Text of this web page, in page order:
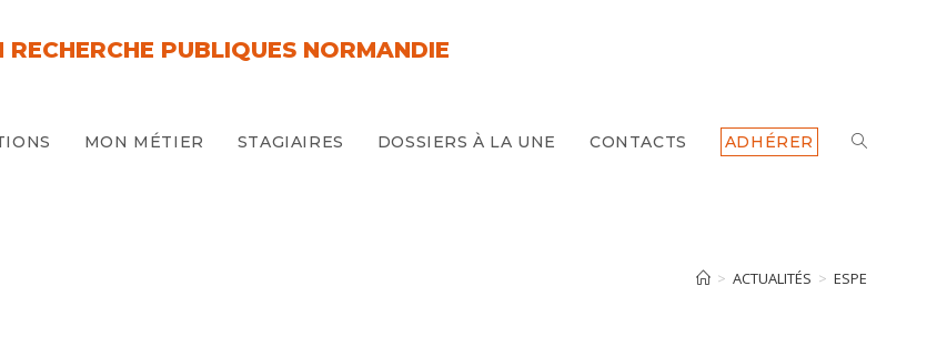
PUBLIQUES NORMANDIE
MON MÉTIER STAGIAIRES DOSSIERS À LA UNE CONTACTS ADHÉRER TOGGLE
SEARCH
> ACTUALITÉS > ESPE